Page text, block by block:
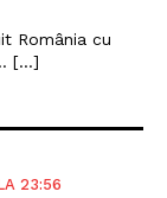
România cu
[…]
23:56